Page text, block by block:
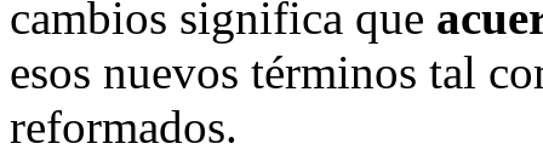
cambios significa que
esos nuevos términos tal
reformados.